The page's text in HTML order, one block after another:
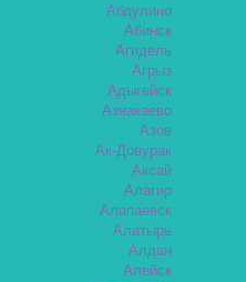
Абдулино
Абинск
Агидель
Агрыз
Адыгейск
Азнакаево
Азов
Ак-Довурак
Аксай
Алагир
Алапаевск
Алатырь
Алдан
Алейск